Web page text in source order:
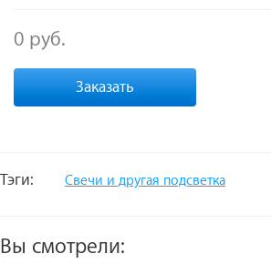
0 руб.
Заказать
Тэги: Свечи и другая подсветка
Вы смотрели: